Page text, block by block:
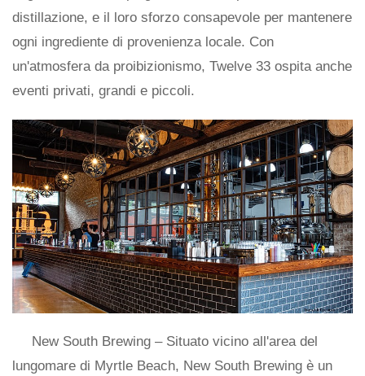
distillazione, e il loro sforzo consapevole per mantenere
ogni ingrediente di provenienza locale. Con
un'atmosfera da proibizionismo, Twelve 33 ospita anche
eventi privati, grandi e piccoli.
New South Brewing – Situato vicino all'area del
lungomare di Myrtle Beach, New South Brewing è un